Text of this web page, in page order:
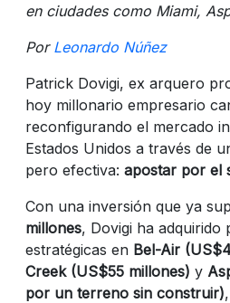
en ciudades como Miami,
Por Leonardo Núñez
Patrick Dovigi, ex arquero
hoy millonario empresario
reconfigurando el mercado
Estados Unidos a través de
pero efectiva: apostar por el
Con una inversión que ya
millones, Dovigi ha adquirido
estratégicas en Bel-Air
Creek (US$55 millones) y
por un terreno sin construir)